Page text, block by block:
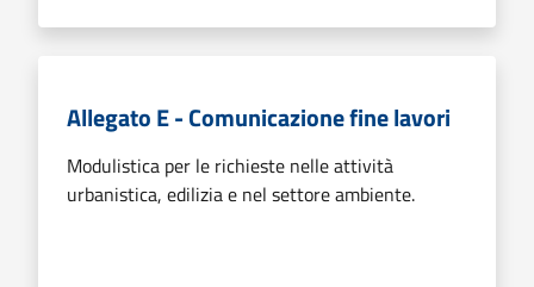
Allegato E - Comunicazione fine lavori
Modulistica per le richieste nelle attività
urbanistica, edilizia e nel settore ambiente.